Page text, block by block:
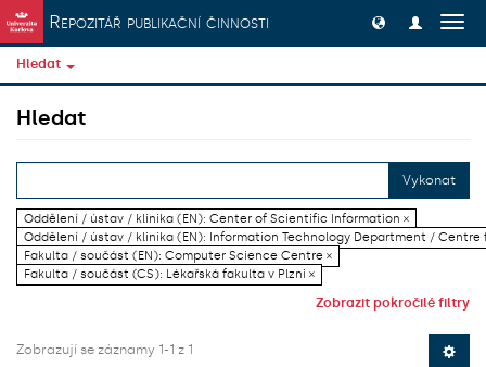
Přeskočit na obsah
Repozitář publikační činnosti
Hledat
Hledat
Vykonat
Oddělení / ústav / klinika (EN): Center of Scientific Information ×
Oddělení / ústav / klinika (EN): Information Technology Department / Centre
Fakulta / součást (EN): Computer Science Centre ×
Fakulta / součást (CS): Lékařská fakulta v Plzni ×
Zobrazit pokročilé filtry
Zobrazují se záznamy 1-1 z 1